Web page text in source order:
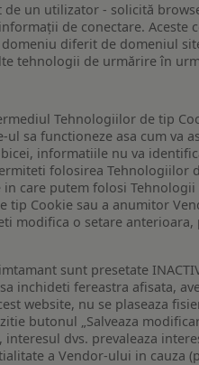
un utilizator - solicită
de conectare. Aceste
diferit de domeniul
tehnologii de urmărire în
Tehnologiilor de tip
sa functioneze asa cum va
informatiile nu va
folosirea Tehnologiilor
care putem folosi Tehnologii
tip Cookie sau a anumitor
modifica o setare
sunt presetate
inchideti fereastra afisata,
website, nu se plaseaza
butonul „Salveaza
dvs. prevaleaza
a Vendor-ului in cauza